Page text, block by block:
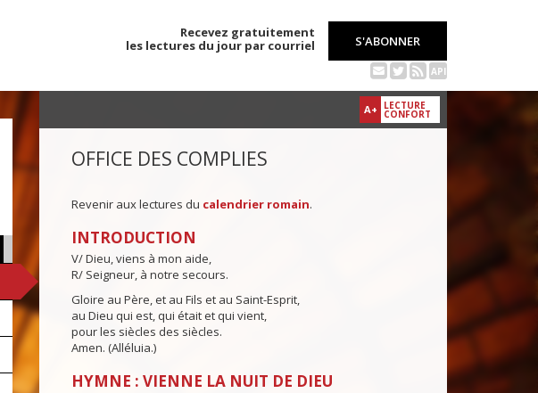
Recevez gratuitement
les lectures du jour par courriel
S'ABONNER
API
A+ LECTURE
CONFORT
OFFICE DES COMPLIES
Revenir aux lectures du calendrier romain.
INTRODUCTION
V/ Dieu, viens à mon aide,
R/ Seigneur, à notre secours.
Gloire au Père, et au Fils et au Saint-Esprit,
au Dieu qui est, qui était et qui vient,
pour les siècles des siècles.
Amen. (Alléluia.)
HYMNE : VIENNE LA NUIT DE DIEU